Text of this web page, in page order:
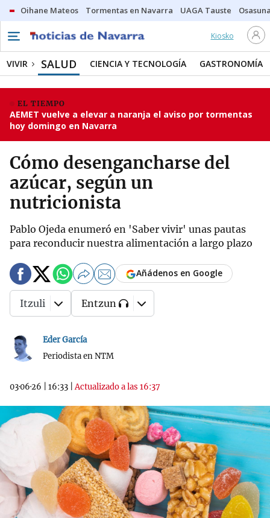
Oihane Mateos Tormentas en Navarra UAGA Tauste
Kiosko
VIVIR SALUD CIENCIA Y TECNOLOGÍA GASTRONOMÍA
EL TIEMPO
AEMET vuelve a elevar a naranja el aviso por tormentas
hoy domingo en Navarra
Cómo desengancharse del
azúcar, según un
nutricionista
Pablo Ojeda enumeró en 'Saber vivir' unas pautas
para reconducir nuestra alimentación a largo plazo
Eder García
Periodista en NTM
03·06·26 16:33 |Actualizado a las 16:37
Añádenos en Google
Itzuli Entzun